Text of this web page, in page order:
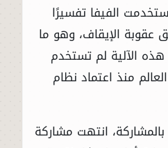
الفيفا تفسيرًا
عقوبة الإيقاف، وهو ما
هذه الآلية لم تستخدم
منذ اعتماد نظام
انتهت مشاركة